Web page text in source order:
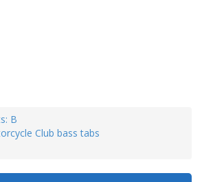
B
Club bass tabs